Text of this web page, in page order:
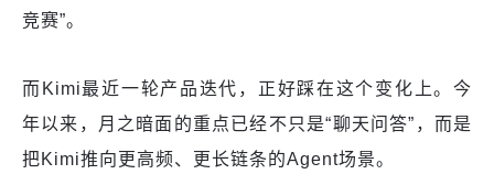
竞赛”。
而Kimi最近一轮产品迭代，正好踩在这个变化上。今
年以来，月之暗面的重点已经不只是“聊天问答”，而是
把Kimi推向更高频、更长链条的Agent场景。